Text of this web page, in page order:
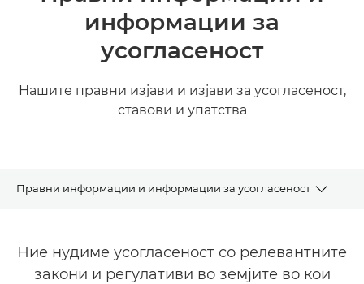
информации за
усогласеност
Нашите правни изјави и изјави за усогласеност,
ставови и упатства
Правни информации и информации за усогласеност
Одржливост
Ние нудиме усогласеност со релевантните
закони и регулативи во земјите во кои